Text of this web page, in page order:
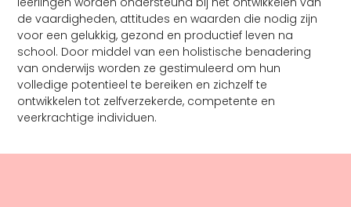
de vaardigheden, attitudes en waarden die nodig zijn
voor een gelukkig, gezond en productief leven na
school. Door middel van een holistische benadering
van onderwijs worden ze gestimuleerd om hun
volledige potentieel te bereiken en zichzelf te
ontwikkelen tot zelfverzekerde, competente en
veerkrachtige individuen.